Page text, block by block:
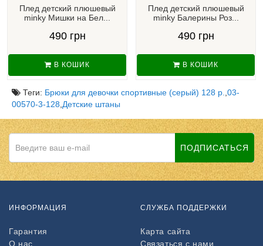
Плед детский плюшевый
minky Мишки на Бел...
490 грн
В КОШИК
Плед детский плюшевый
minky Балерины Роз...
490 грн
В КОШИК
Теги: Брюки для девочки спортивные (серый) 128 р. 03-
00570-3-128 Детские штаны
ПОДПИСАТЬСЯ
ИНФОРМАЦИЯ
Гарантия
О нас
СЛУЖБА ПОДДЕРЖКИ
Карта сайта
Связаться с нами